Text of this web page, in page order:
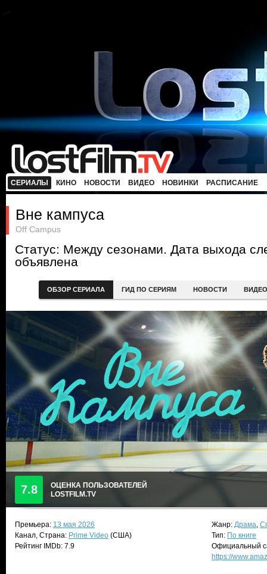
СЕРИАЛЫ КИНО НОВОСТИ ВИДЕО НОВИНКИ РАСПИСАНИЕ
Вне кампуса
Off Campus
Статус: Между сезонами. Дата выхода
объявлена
ОБЗОР СЕРИАЛА ГИД ПО СЕРИЯМ НОВОСТИ ВИДЕО
7.8
ОЦЕНКА ПОЛЬЗОВАТЕЛЕЙ
LOSTFILM.TV
Премьера: 13 мая 2026
Канал, Страна: Prime Video (США)
Рейтинг IMDb: 7.9
Жанр: Драма,
Тип: По книге
Официальный
https://